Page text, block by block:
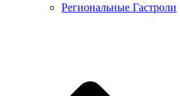
Региональные Гастроли